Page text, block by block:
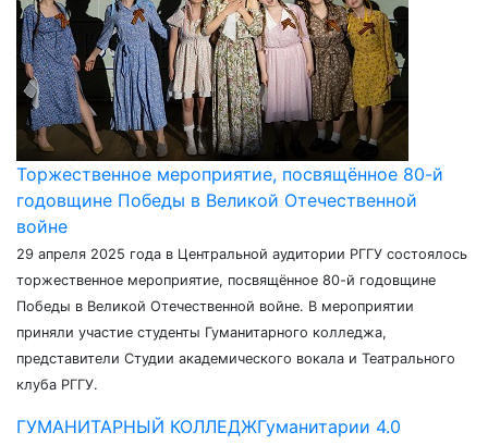
Торжественное мероприятие, посвящённое 80-й
годовщине Победы в Великой Отечественной
войне
29 апреля 2025 года в Центральной аудитории РГГУ состоялось
торжественное мероприятие, посвящённое 80-й годовщине
Победы в Великой Отечественной войне. В мероприятии
приняли участие студенты Гуманитарного колледжа,
представители Студии академического вокала и Театрального
клуба РГГУ.
ГУМАНИТАРНЫЙ КОЛЛЕДЖГуманитарии 4.0